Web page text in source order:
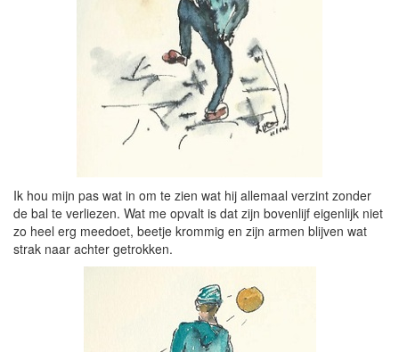
Ik hou mijn pas wat in om te zien wat hij allemaal verzint zonder
de bal te verliezen. Wat me opvalt is dat zijn bovenlijf eigenlijk niet
zo heel erg meedoet, beetje krommig en zijn armen blijven wat
strak naar achter getrokken.